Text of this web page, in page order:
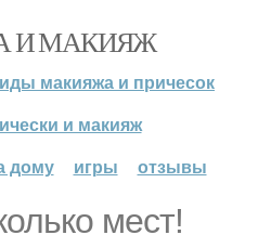
И МАКИЯЖ
макияжа и причесок
и макияж
дому
игры отзывы
мест!